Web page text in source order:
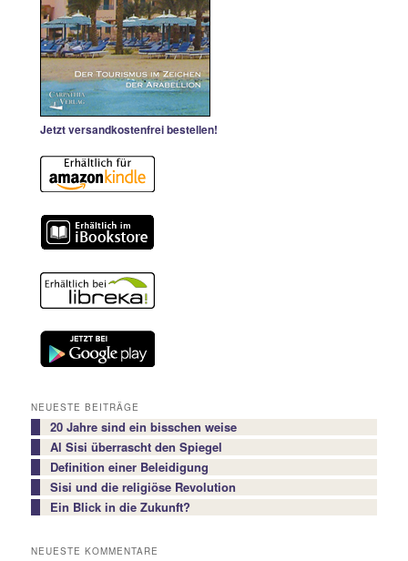
Jetzt versandkostenfrei bestellen!
NEUESTE BEITRÄGE
20 Jahre sind ein bisschen weise
Al Sisi überrascht den Spiegel
Definition einer Beleidigung
Sisi und die religiöse Revolution
Ein Blick in die Zukunft?
NEUESTE KOMMENTARE